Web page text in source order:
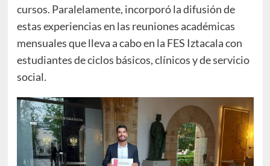
cursos. Paralelamente, incorporó la difusión de
estas experiencias en las reuniones académicas
mensuales que lleva a cabo en la FES Iztacala con
estudiantes de ciclos básicos, clínicos y de servicio
social.